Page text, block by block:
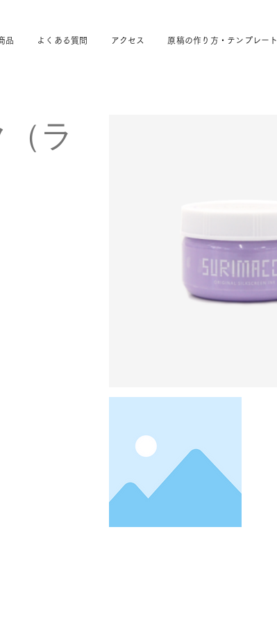
品 よくある質問 アクセス 原稿の作り方・テンプレート
ラ